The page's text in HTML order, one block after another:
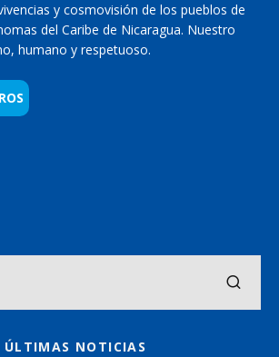
y cosmovisión de los pueblos de
del Caribe de Nicaragua. Nuestro
humano y respetuoso.
ÚLTIMAS NOTICIAS